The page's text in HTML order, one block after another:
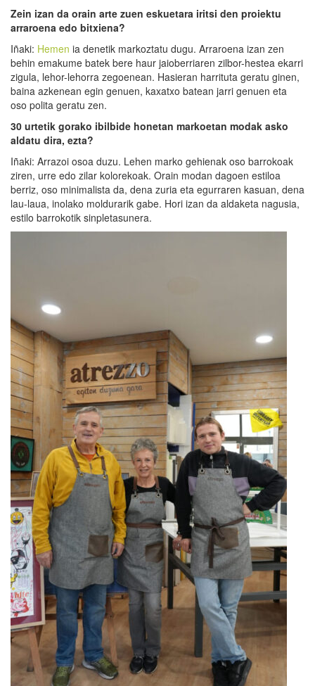
Zein izan da orain arte zuen eskuetara iritsi den proiektu
arraroena edo bitxiena?
Iñaki: Hemen ia denetik markoztatu dugu. Arraroena izan zen
behin emakume batek bere haur jaioberriaren zilbor-hestea ekarri
zigula, lehor-lehorra zegoenean. Hasieran harrituta geratu ginen,
baina azkenean egin genuen, kaxatxo batean jarri genuen eta
oso polita geratu zen.
30 urtetik gorako ibilbide honetan markoetan modak asko
aldatu dira, ezta?
Iñaki: Arrazoi osoa duzu. Lehen marko gehienak oso barrokoak
ziren, urre edo zilar kolorekoak. Orain modan dagoen estiloa
berriz, oso minimalista da, dena zuria eta egurraren kasuan, dena
lau-laua, inolako moldurarik gabe. Hori izan da aldaketa nagusia,
estilo barrokotik sinpletasunera.